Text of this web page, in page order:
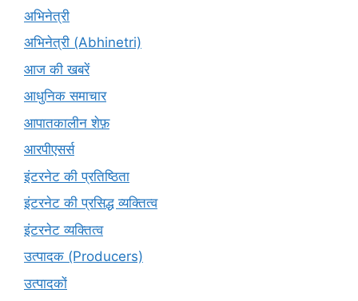
अभिनेत्री
अभिनेत्री (Abhinetri)
आज की खबरें
आधुनिक समाचार
आपातकालीन शेफ़
आरपीएसर्स
इंटरनेट की प्रतिष्ठिता
इंटरनेट की प्रसिद्ध व्यक्तित्व
इंटरनेट व्यक्तित्व
उत्पादक (Producers)
उत्पादकों